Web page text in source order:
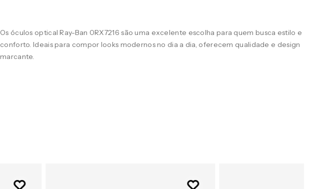
Os óculos optical Ray-Ban 0RX7216 são uma excelente escolha para quem busca estilo e
conforto. Ideais para compor looks modernos no dia a dia, oferecem qualidade e design
marcante.